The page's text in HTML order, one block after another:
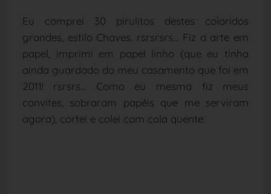
Eu comprei 30 pirulitos destes coloridos
grandes, estilo Chaves. rsrsrsrs... Fiz a arte em
papel, imprimi em papel linho (que eu tinha
ainda guardado do meu casamento que foi em
2011! rsrsrs... Como eu mesma fiz meus
convites, sobraram papéis que me serviram
agora), cortei e colei com cola quente: